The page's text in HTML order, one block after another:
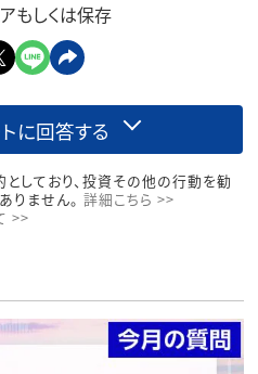
もしくは保存
に回答する
しており、投資その他の行動を勧
りません。 詳細こちら >>
>>